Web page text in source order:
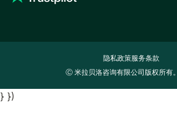
隐私政策服务条款
Ⓒ 米拉贝洛咨询有限公司版权所有
} })